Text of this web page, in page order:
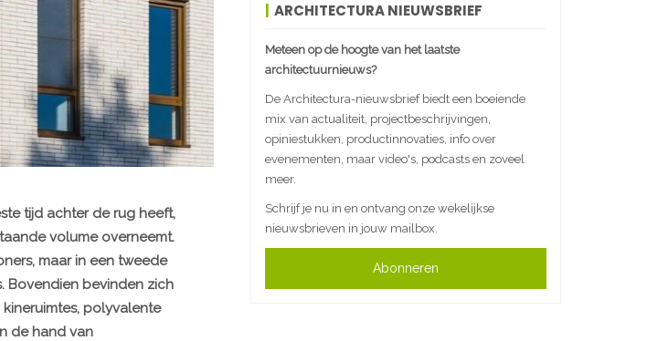
tijd achter de rug heeft,
volume overneemt.
maar in een tweede
Bovendien bevinden zich
polyvalente
de hand van
ARCHITECTURA NIEUWSBRIEF
Meteen op de hoogte van het laatste
architectuurnieuws?
De Architectura-nieuwsbrief biedt een boeiende
mix van actualiteit, projectbeschrijvingen,
opiniestukken, productinnovaties, info over
evenementen, maar video's, podcasts en zoveel
meer.
Schrijf je nu in en ontvang onze wekelijkse
nieuwsbrieven in jouw mailbox.
Abonneren